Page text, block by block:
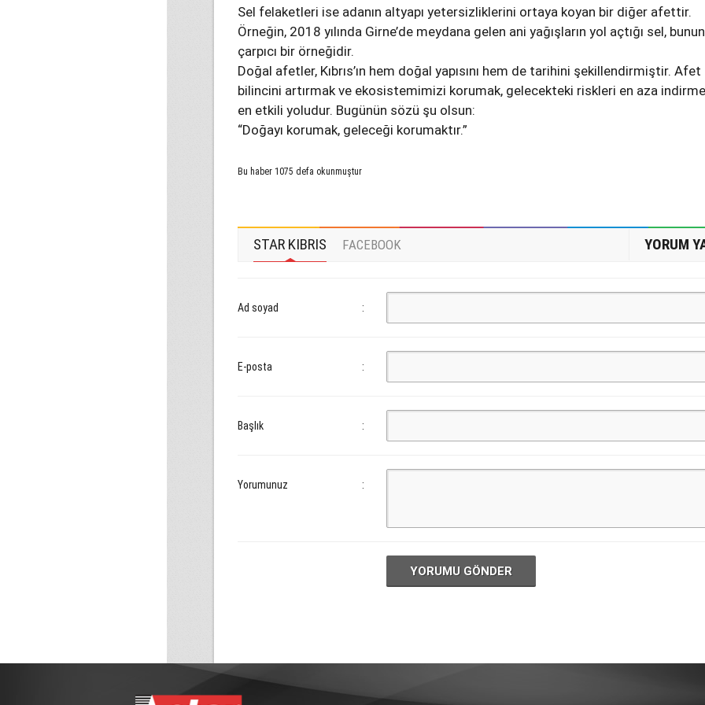
Sel felaketleri ise adanın altyapı yetersizliklerini ortaya koyan bir diğer afettir.
Örneğin, 2018 yılında Girne’de meydana gelen ani yağışların yol açtığı sel, bunun
çarpıcı bir örneğidir.
Doğal afetler, Kıbrıs’ın hem doğal yapısını hem de tarihini şekillendirmiştir. Afet
bilincini artırmak ve ekosistemimizi korumak, gelecekteki riskleri en aza
en etkili yoludur. Bugünün sözü şu olsun:
“Doğayı korumak, geleceği korumaktır.”
Bu haber 1075 defa okunmuştur
STAR KIBRIS FACEBOOK YORUM
Ad soyad :
E-posta :
Başlık :
Yorumunuz :
YORUMU GÖNDER